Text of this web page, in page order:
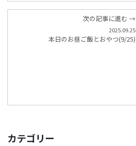
次の記事に進む →
2025.09.25
本日のお昼ご飯とおやつ(9/25)
カテゴリー